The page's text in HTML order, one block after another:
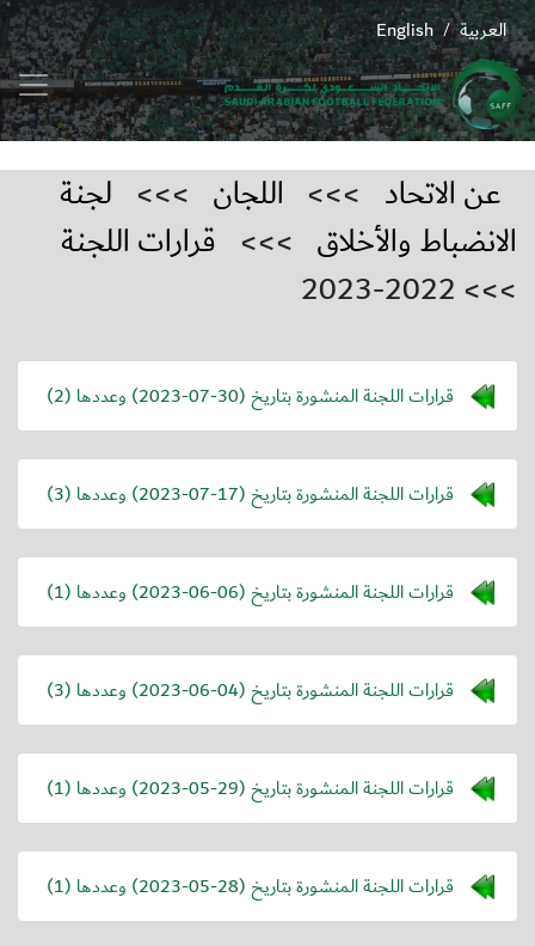
English / العربية
عن الاتحاد >>> اللجان >>> لجنة
الانضباط والأخلاق >>> قرارات اللجنة
>>> 2022-2023
قرارات اللجنة المنشورة بتاريخ (2023-07-30) وعددها (2)
قرارات اللجنة المنشورة بتاريخ (2023-07-17) وعددها (3)
قرارات اللجنة المنشورة بتاريخ (2023-06-06) وعددها (1)
قرارات اللجنة المنشورة بتاريخ (2023-06-04) وعددها (3)
قرارات اللجنة المنشورة بتاريخ (2023-05-29) وعددها (1)
قرارات اللجنة المنشورة بتاريخ (2023-05-28) وعددها (1)